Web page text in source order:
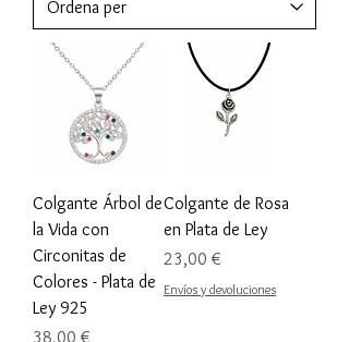
Colgante Árbol de
la Vida con
Circonitas de
Colores - Plata de
Ley 925
Preu
38,00 €
Colgante de Rosa
en Plata de Ley
Preu
23,00 €
Envíos y devoluciones